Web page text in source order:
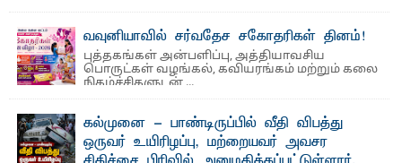
ஜே. எப். காமிலா பேகம்- இ லங்கை அரசாங்கம் அரசுசாரா
அமைப்புகள் (NGO) தொடர்பான புதிய சட்டமூலத்தை ...
வவுனியாவில் சர்வதேச சகோதரிகள் தினம்!
புத்தகங்கள் அன்பளிப்பு, அத்தியாவசிய
பொருட்கள் வழங்கல், கவியரங்கம் மற்றும் கலை
நிகழ்ச்சிகளுடன் ...
கல்முனை - பாண்டிருப்பில் வீதி விபத்து
ஒருவர் உயிரிழப்பு, மற்றையவர் அவசர